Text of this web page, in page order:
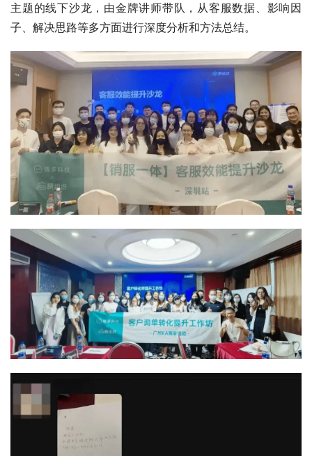
主题的线下沙龙，由金牌讲师带队，从客服数据、影响因
子、解决思路等多方面进行深度分析和方法总结。